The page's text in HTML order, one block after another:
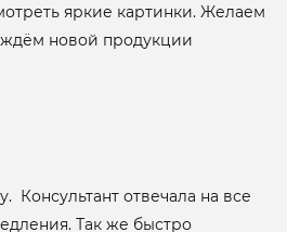
яркие картинки. Желаем
новой продукции
Консультант отвечала на все
Так же быстро